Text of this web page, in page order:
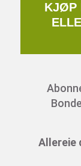
KJØP
Allereie